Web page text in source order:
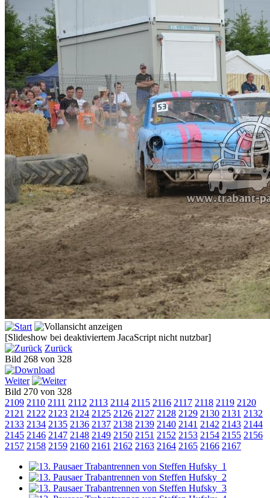
[Slideshow bei deaktiviertem JacaScript nicht nutzbar]
Zurück
Bild 268 von 328
Weiter
Bild 270 von 328
2109 2110 2111 2112 2113 2114 2115 2116 2117 2118 2119 2120
2121 2122 2123 2124 2125 2126 2127 2128 2129 2130 2131 2132
2133 2134 2135 2136 2137 2138 2139 2140 2141 2142 2143 2144
2145 2146 2147 2148 2149 2150 2151 2152 2153 2154 2155 2156
2157 2158 2159 2160 2161 2162 2163 2164 2165 2166 2167